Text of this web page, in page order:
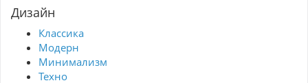
Дизайн
Классика
Модерн
Минимализм
Техно